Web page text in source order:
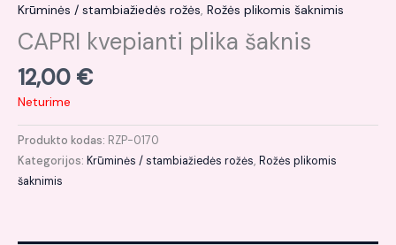
Krūminės / stambiažiedės rožės, Rožės plikomis šaknimis
CAPRI kvepianti plika šaknis
12,00 €
Neturime
Produkto kodas: RZP-0170
Kategorijos: Krūminės / stambiažiedės rožės, Rožės plikomis
šaknimis